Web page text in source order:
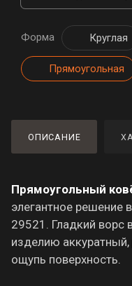
Форма Круглая
Прямоугольная
ОПИСАНИЕ
Прямоугольный
элегантное решение
29521. Гладкий ворс
изделию
ощупь поверхность.